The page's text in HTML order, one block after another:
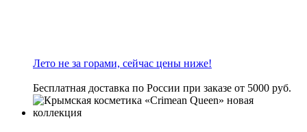
Лето не за горами, сейчас цены ниже!
Бесплатная доставка по России при заказе от 5000 руб.